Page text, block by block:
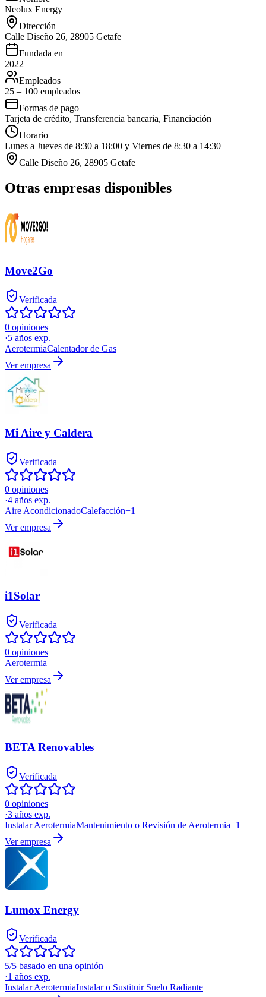
Neolux Energy
Dirección
Calle Diseño 26, 28905 Getafe
Fundada en
2022
Empleados
25 – 100 empleados
Formas de pago
Tarjeta de crédito, Transferencia bancaria, Financiación
Horario
Lunes a Jueves de 8:30 a 18:00 y Viernes de 8:30 a 14:30
Calle Diseño 26, 28905 Getafe
Otras empresas disponibles
Move2Go
Verificada
0 opiniones
·5 años exp.
AerotermiaCalentador de Gas
Ver empresa
Mi Aire y Caldera
Verificada
0 opiniones
·4 años exp.
Aire AcondicionadoCalefacción+1
Ver empresa
i1Solar
Verificada
0 opiniones
Aerotermia
Ver empresa
BETA Renovables
Verificada
0 opiniones
·3 años exp.
Instalar AerotermiaMantenimiento o Revisión de Aerotermia+1
Ver empresa
Lumox Energy
Verificada
5/5 basado en una opinión
·1 años exp.
Instalar AerotermiaInstalar o Sustituir Suelo Radiante